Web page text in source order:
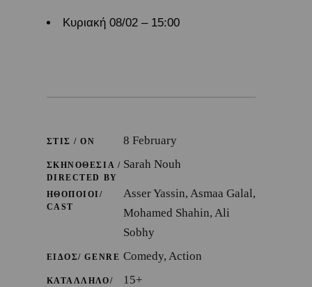
Κυριακή 08/02 – 15:00
ΣΤΙΣ / ON 8 February
ΣΚΗΝΟΘΕΣΙΑ /
DIRECTED BY
Sarah Nouh
ΗΘΟΠΟΙΟΙ/
CAST
Asser Yassin, Asmaa Galal,
Mohamed Shahin, Ali
Sobhy
ΕΙΔΟΣ/ GENRE Comedy, Action
ΚΑΤΑΛΛΗΛΟ/
15+